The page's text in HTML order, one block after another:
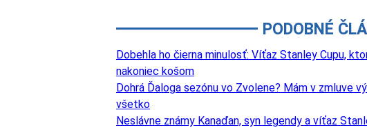
PODOBNÉ
Dobehla ho čierna minulosť: Víťaz Stanley Cupu,
nakoniec košom
Dohrá Ďaloga sezónu vo Zvolene? Mám v zmluve
všetko
Neslávne známy Kanaďan, syn legendy a víťaz